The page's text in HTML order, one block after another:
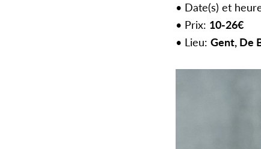
Date(s) et
Prix: 10-26€
Lieu: Gent, De